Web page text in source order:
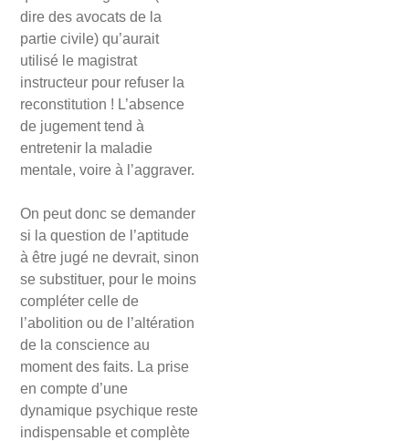
dire des avocats de la
partie civile) qu’aurait
utilisé le magistrat
instructeur pour refuser la
reconstitution ! L’absence
de jugement tend à
entretenir la maladie
mentale, voire à l’aggraver.
On peut donc se demander
si la question de l’aptitude
à être jugé ne devrait, sinon
se substituer, pour le moins
compléter celle de
l’abolition ou de l’altération
de la conscience au
moment des faits. La prise
en compte d’une
dynamique psychique reste
indispensable et complète